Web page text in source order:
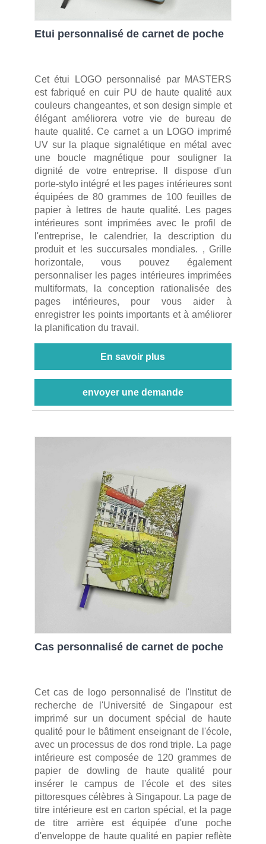
Etui personnalisé de carnet de poche
Cet étui LOGO personnalisé par MASTERS
est fabriqué en cuir PU de haute qualité aux
couleurs changeantes, et son design simple et
élégant améliorera votre vie de bureau de
haute qualité. Ce carnet a un LOGO imprimé
UV sur la plaque signalétique en métal avec
une boucle magnétique pour souligner la
dignité de votre entreprise. Il dispose d'un
porte-stylo intégré et les pages intérieures sont
équipées de 80 grammes de 100 feuilles de
papier à lettres de haute qualité. Les pages
intérieures sont imprimées avec le profil de
l'entreprise, le calendrier, la description du
produit et les succursales mondiales. , Grille
horizontale, vous pouvez également
personnaliser les pages intérieures imprimées
multiformats, la conception rationalisée des
pages intérieures, pour vous aider à
enregistrer les points importants et à améliorer
la planification du travail.
En savoir plus
envoyer une demande
Cas personnalisé de carnet de poche
Cet cas de logo personnalisé de l'Institut de
recherche de l'Université de Singapour est
imprimé sur un document spécial de haute
qualité pour le bâtiment enseignant de l'école,
avec un processus de dos rond triple. La page
intérieure est composée de 120 grammes de
papier de dowling de haute qualité pour
insérer le campus de l'école et des sites
pittoresques célèbres à Singapour. La page de
titre intérieure est en carton spécial, et la page
de titre arrière est équipée d'une poche
d'enveloppe de haute qualité en papier reflète